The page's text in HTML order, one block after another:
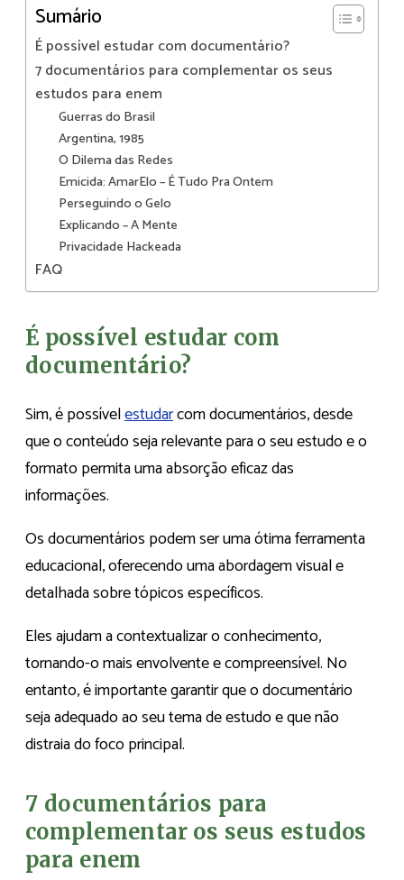
Sumário
É possível estudar com documentário?
7 documentários para complementar os seus
estudos para enem
Guerras do Brasil
Argentina, 1985
O Dilema das Redes
Emicida: AmarElo – É Tudo Pra Ontem
Perseguindo o Gelo
Explicando – A Mente
Privacidade Hackeada
FAQ
É possível estudar com
documentário?
Sim, é possívelestudarcom documentários, desde
que o conteúdo seja relevante para o seu estudo e o
formato permita uma absorção eficaz das
informações.
Os documentários podem ser uma ótima ferramenta
educacional, oferecendo uma abordagem visual e
detalhada sobre tópicos específicos.
Eles ajudam a contextualizar o conhecimento,
tornando-o mais envolvente e compreensível. No
entanto, é importante garantir que o documentário
seja adequado ao seu tema de estudo e que não
distraia do foco principal.
7 documentários para
complementar os seus estudos
para enem